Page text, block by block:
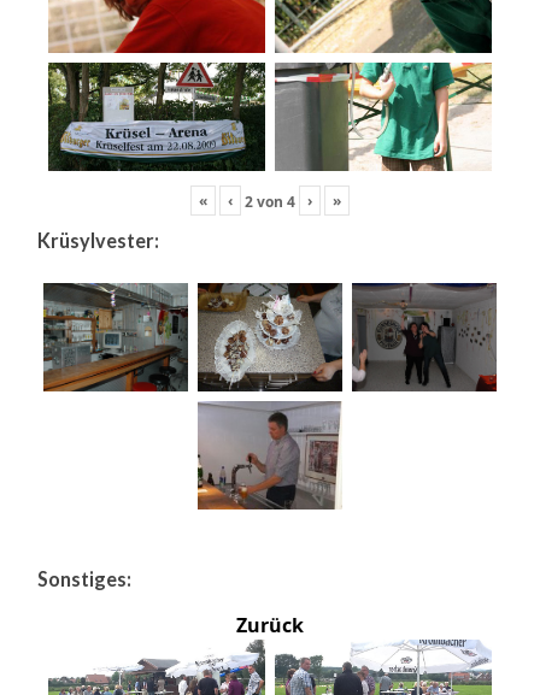
« ‹ 2von 4 › »
Krüsylvester:
Sonstiges:
Zurück